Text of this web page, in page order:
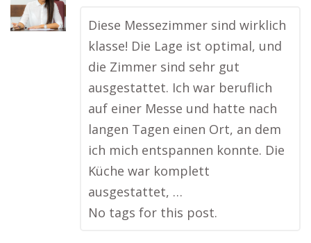
Diese Messezimmer sind wirklich
klasse! Die Lage ist optimal, und
die Zimmer sind sehr gut
ausgestattet. Ich war beruflich
auf einer Messe und hatte nach
langen Tagen einen Ort, an dem
ich mich entspannen konnte. Die
Küche war komplett
ausgestattet, …
No tags for this post.